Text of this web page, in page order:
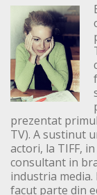
prezentat
TV). A sustinut
actori, la TIFF,
consultant in
industria media.
facut parte din